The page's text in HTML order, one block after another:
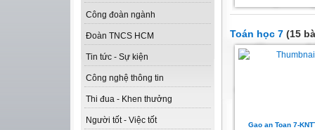
Công đoàn ngành
Đoàn TNCS HCM
Tin tức - Sự kiện
Công nghệ thông tin
Thi đua - Khen thưởng
Người tốt - Việc tốt
Toán học 7 (15
Gao an Toan 7-